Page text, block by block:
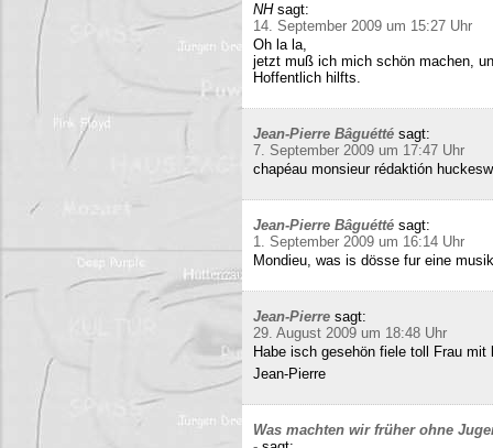
NH sagt:
14. September 2009 um 15:27 Uhr
Oh la la,
jetzt muß ich mich schön machen,
Hoffentlich hilfts.
Jean-Pierre Bâguétté sagt:
7. September 2009 um 17:47 Uhr
chapéau monsieur rédaktión
Jean-Pierre Bâguétté sagt:
1. September 2009 um 16:14 Uhr
Mondieu, was is dösse fur eine
Jean-Pierre sagt:
29. August 2009 um 18:48 Uhr
Habe isch gesehön fiele toll Frau
Jean-Pierre
Was machten wir früher ohne